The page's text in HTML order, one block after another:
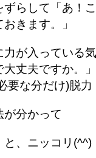
ずらして「あ！
きます。」
力が入っている
大丈夫ですか。
要な分だけ)脱力
が分かって
と、ニッコリ(^^)